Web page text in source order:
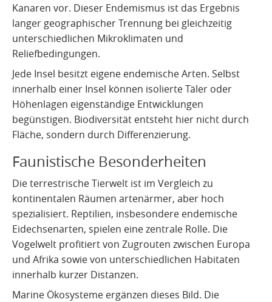
Kanaren vor. Dieser Endemismus ist das Ergebnis
langer geographischer Trennung bei gleichzeitig
unterschiedlichen Mikroklimaten und
Reliefbedingungen.
Jede Insel besitzt eigene endemische Arten. Selbst
innerhalb einer Insel können isolierte Täler oder
Höhenlagen eigenständige Entwicklungen
begünstigen. Biodiversität entsteht hier nicht durch
Fläche, sondern durch Differenzierung.
Faunistische Besonderheiten
Die terrestrische Tierwelt ist im Vergleich zu
kontinentalen Räumen artenärmer, aber hoch
spezialisiert. Reptilien, insbesondere endemische
Eidechsenarten, spielen eine zentrale Rolle. Die
Vogelwelt profitiert von Zugrouten zwischen Europa
und Afrika sowie von unterschiedlichen Habitaten
innerhalb kurzer Distanzen.
Marine Ökosysteme ergänzen dieses Bild. Die